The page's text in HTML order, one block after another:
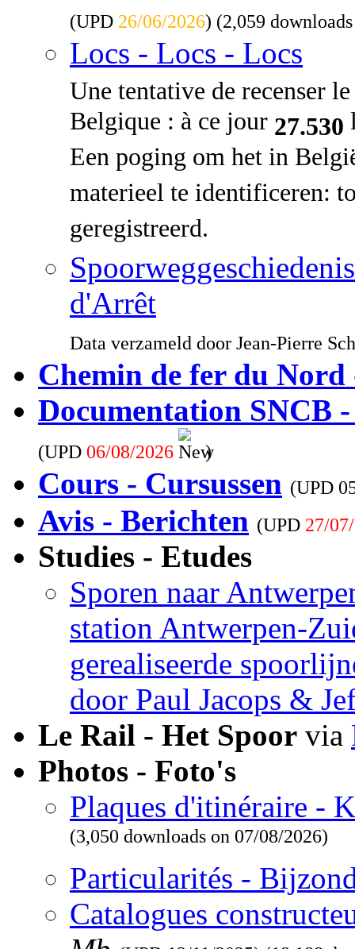
(UPD 26/06/2026) (2,059
Locs - Locs - Locs
Une tentative de recenser
Belgique : à ce jour 27.530
Een poging om het in
materieel te identificeren:
geregistreerd.
d'Arrêt
Data verzameld door Jean-Pierre
Chemin de fer du Nord
Documentation SNCB
(UPD 06/08/2026 )
Cours - Cursussen (UPD
Avis - Berichten (UPD 27/
Studies - Etudes
Sporen naar
station Antwerpen-
gerealiseerde
door Paul Jacops &
Le Rail - Het Spoor via
Photos - Foto's
Plaques d'itinéraire -
(3,050 downloads on 07/08/2026)
Particularités -
Catalogues